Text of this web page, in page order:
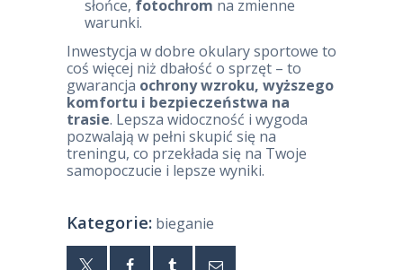
słońce, fotochrom na zmienne
warunki.
Inwestycja w dobre okulary sportowe to
coś więcej niż dbałość o sprzęt – to
gwarancja ochrony wzroku, wyższego
komfortu i bezpieczeństwa na
trasie. Lepsza widoczność i wygoda
pozwalają w pełni skupić się na
treningu, co przekłada się na Twoje
samopoczucie i lepsze wyniki.
Kategorie: bieganie